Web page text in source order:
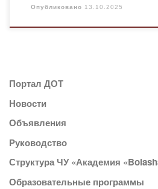
Опубликовано 13.10.2025
Портал ДОТ
Новости
Объявления
Руководство
Структура ЧУ «Академия
Образовательные программы